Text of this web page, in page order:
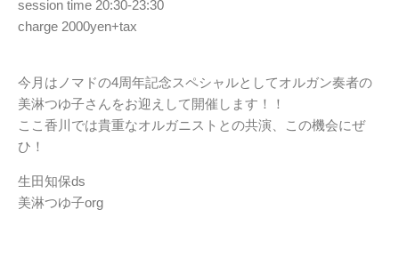
session time 20:30-23:30
charge 2000yen+tax
今月はノマドの4周年記念スペシャルとしてオルガン奏者の
美淋つゆ子さんをお迎えして開催します！！
ここ香川では貴重なオルガニストとの共演、この機会にぜ
ひ！
生田知保ds
美淋つゆ子org